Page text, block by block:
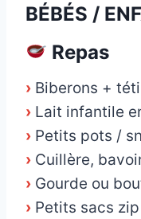
BÉBÉS /
Repas
› Biberons +
› Lait infantile
› Petits pots /
› Cuillère,
› Gourde ou
› Petits sacs